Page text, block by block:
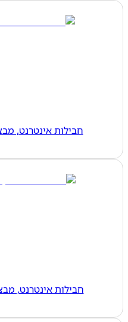
חבילות אינטרנט,
חבילות אינטרנט,